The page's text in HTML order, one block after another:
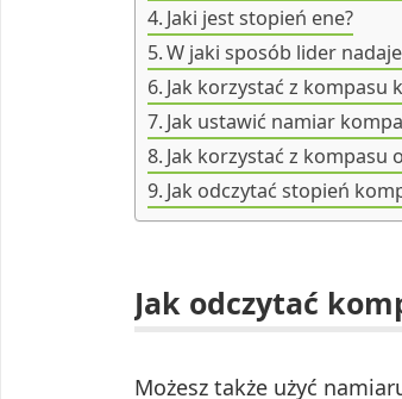
Jaki jest stopień ene?
W jaki sposób lider
Jak korzystać z kompasu
Jak ustawić namiar
Jak korzystać z kompasu
Jak odczytać stopień
Jak odczytać
Możesz także użyć